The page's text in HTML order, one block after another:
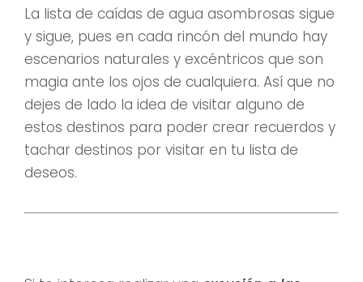
La lista de caídas de agua asombrosas sigue
y sigue, pues en cada rincón del mundo hay
escenarios naturales y excéntricos que son
magia ante los ojos de cualquiera. Así que no
dejes de lado la idea de visitar alguno de
estos destinos para poder crear recuerdos y
tachar destinos por visitar en tu lista de
deseos.